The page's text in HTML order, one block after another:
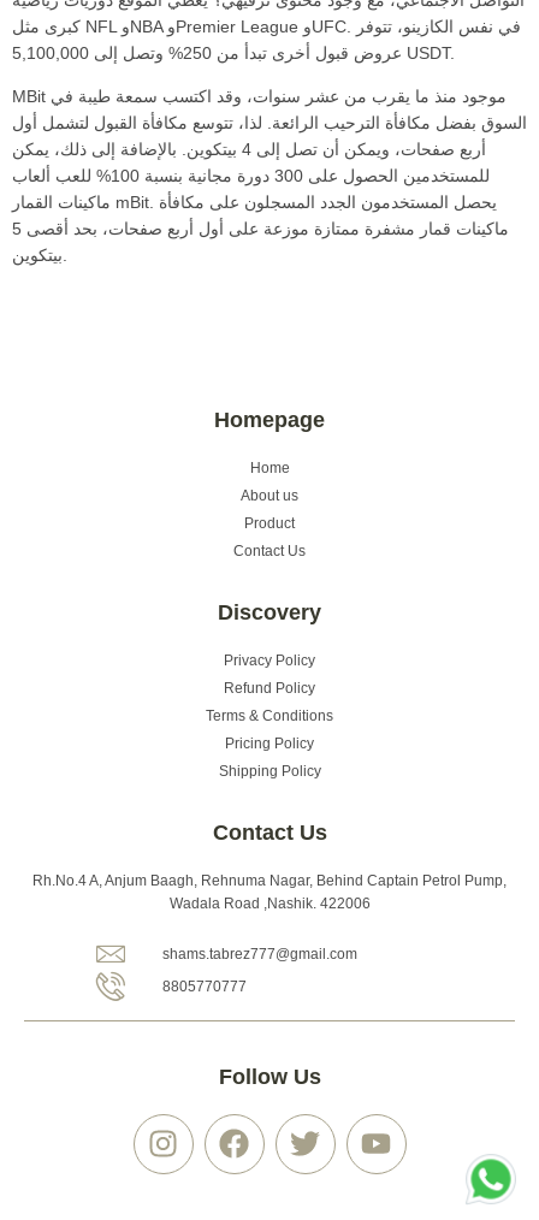
كبرى مثل NFL وNBA وPremier League وUFC. في نفس الكازينو، تتوفر
عروض قبول أخرى تبدأ من 250% وتصل إلى 5,100,000 USDT.
MBit موجود منذ ما يقرب من عشر سنوات، وقد اكتسب سمعة طيبة في
السوق بفضل مكافأة الترحيب الرائعة. لذا، تتوسع مكافأة القبول لتشمل أول
أربع صفحات، ويمكن أن تصل إلى 4 بيتكوين. بالإضافة إلى ذلك، يمكن
للمستخدمين الحصول على 300 دورة مجانية بنسبة 100% للعب ألعاب
ماكينات القمار mBit. يحصل المستخدمون الجدد المسجلون على مكافأة
ماكينات قمار مشفرة ممتازة موزعة على أول أربع صفحات، بحد أقصى 5
Homepage
Home
About us
Product
Contact Us
Discovery
Privacy Policy
Refund Policy
Terms & Conditions
Pricing Policy
Shipping Policy
Contact Us
Rh.No.4 A, Anjum Baagh, Rehnuma Nagar, Behind Captain Petrol Pump,
Wadala Road ,Nashik. 422006
shams.tabrez777@gmail.com
8805770777
Follow Us